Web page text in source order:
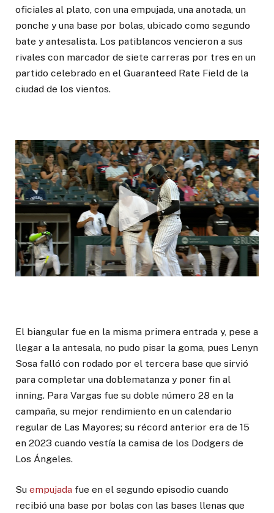
oficiales al plato, con una empujada, una anotada, un
ponche y una base por bolas, ubicado como segundo
bate y antesalista. Los patiblancos vencieron a sus
rivales con marcador de siete carreras por tres en un
partido celebrado en el Guaranteed Rate Field de la
ciudad de los vientos.
El biangular fue en la misma primera entrada y, pese a
llegar a la antesala, no pudo pisar la goma, pues Lenyn
Sosa falló con rodado por el tercera base que sirvió
para completar una doblematanza y poner fin al
inning. Para Vargas fue su doble número 28 en la
campaña, su mejor rendimiento en un calendario
regular de Las Mayores; su récord anterior era de 15
en 2023 cuando vestía la camisa de los Dodgers de
Los Ángeles.
Su empujada fue en el segundo episodio cuando
recibió una base por bolas con las bases llenas que